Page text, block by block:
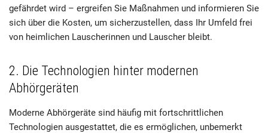
gefährdet wird – ergreifen Sie Maßnahmen und informieren Sie
sich über die Kosten, um sicherzustellen, dass Ihr Umfeld frei
von heimlichen Lauscherinnen und Lauscher bleibt.
2. Die Technologien hinter modernen
Abhörgeräten
Moderne Abhörgeräte sind häufig mit fortschrittlichen
Technologien ausgestattet, die es ermöglichen, unbemerkt